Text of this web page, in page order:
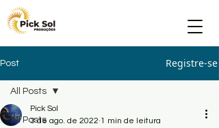
Post Registre-se
All Posts
All Posts
Pick Sol
3 de ago. de 2022 1 min de leitura